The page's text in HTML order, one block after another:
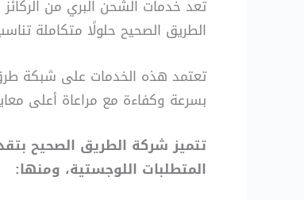
تعد خدمات الشحن البري من
الطريق الصحيح حلولًا متكاملة
تعتمد هذه الخدمات على شبكة
بسرعة وكفاءة مع مراعاة أعلى
تتميز شركة الطريق الصحيح
المتطلبات اللوجستية، ومنها: